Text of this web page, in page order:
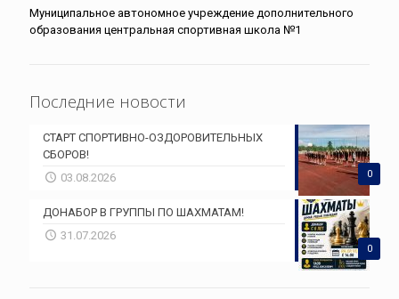
Муниципальное автономное учреждение дополнительного
образования центральная спортивная школа №1
Последние новости
0
СТАРТ СПОРТИВНО-ОЗДОРОВИТЕЛЬНЫХ
СБОРОВ!
03.08.2026
0
ДОНАБОР В ГРУППЫ ПО ШАХМАТАМ!
31.07.2026